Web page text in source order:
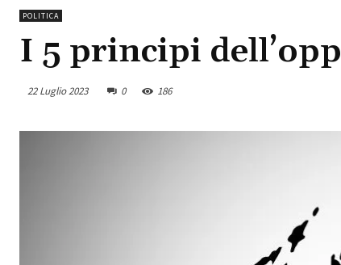
POLITICA
I 5 principi
22 Luglio 2023 0 186